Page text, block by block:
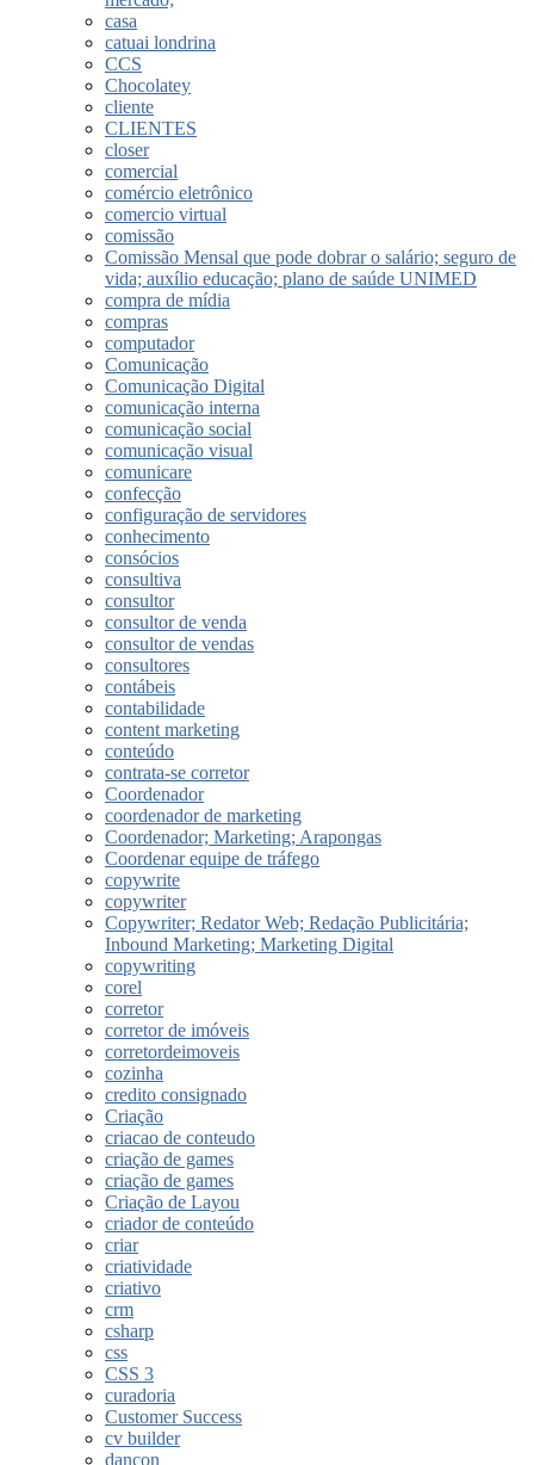
casa
catuai londrina
CCS
Chocolatey
cliente
CLIENTES
closer
comercial
comércio eletrônico
comercio virtual
comissão
Comissão Mensal que pode dobrar o salário; seguro de
vida; auxílio educação; plano de saúde UNIMED
compra de mídia
compras
computador
Comunicação
Comunicação Digital
comunicação interna
comunicação social
comunicação visual
comunicare
confecção
configuração de servidores
conhecimento
consócios
consultiva
consultor
consultor de venda
consultor de vendas
consultores
contábeis
contabilidade
content marketing
conteúdo
contrata-se corretor
Coordenador
coordenador de marketing
Coordenador; Marketing; Arapongas
Coordenar equipe de tráfego
copywrite
copywriter
Copywriter; Redator Web; Redação Publicitária;
Inbound Marketing; Marketing Digital
copywriting
corel
corretor
corretor de imóveis
corretordeimoveis
cozinha
credito consignado
Criação
criacao de conteudo
criação de games
criação de games
Criação de Layou
criador de conteúdo
criar
criatividade
criativo
crm
csharp
css
CSS 3
curadoria
Customer Success
cv builder
dancon